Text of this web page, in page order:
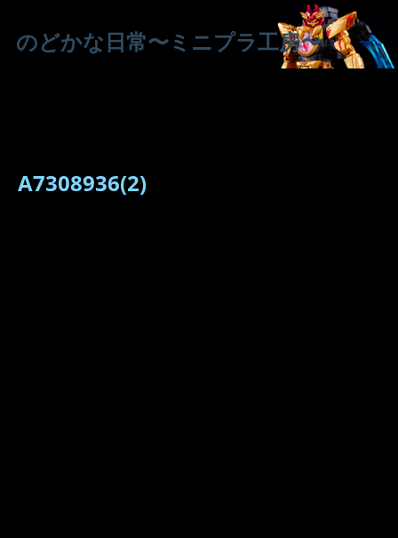
のどかな日常〜ミニプラ工房〜
A7308936(2)